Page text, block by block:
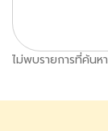
ไม่พบรายการที่ค้นหา